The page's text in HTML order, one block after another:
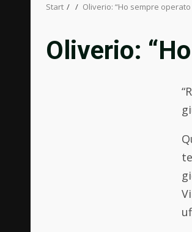
Start Oliverio: “Ho sempre
Oliverio: